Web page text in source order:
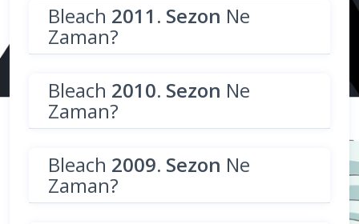
Bleach 2011. Sezon Ne
Zaman?
Bleach 2010. Sezon Ne
Zaman?
Bleach 2009. Sezon Ne
Zaman?